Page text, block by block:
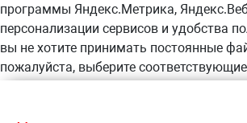
программы Яндекс.Метрика,
персонализации сервисов и удобства
вы не хотите принимать постоянные
пожалуйста, выберите